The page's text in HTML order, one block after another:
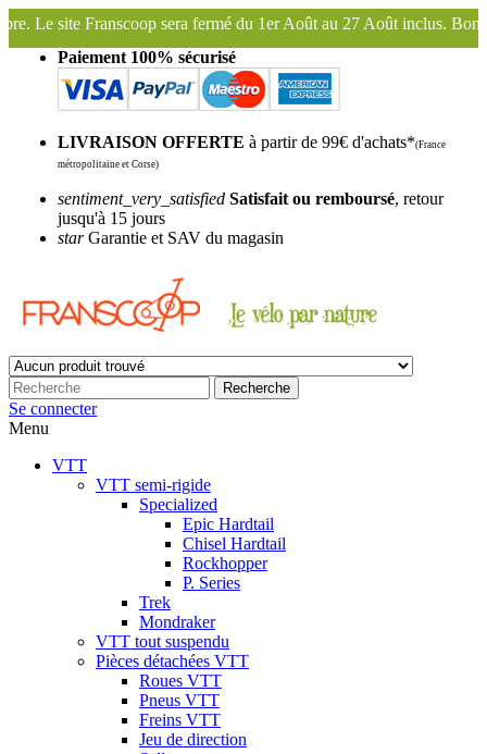
du 1er Août au 27 Août inclus. Bonnes vacances !
Franscoop,
Paiement 100% sécurisé
LIVRAISON OFFERTE à partir de 99€ d'achats*(France
métropolitaine et Corse)
sentiment_very_satisfied Satisfait ou remboursé, retour
jusqu'à 15 jours
starGarantie et SAV du magasin
Recherche
Se connecter
Menu
VTT
VTT semi-rigide
Specialized
Epic Hardtail
Chisel Hardtail
Rockhopper
P. Series
Trek
Mondraker
VTT tout suspendu
Pièces détachées VTT
Roues VTT
Pneus VTT
Freins VTT
Jeu de direction